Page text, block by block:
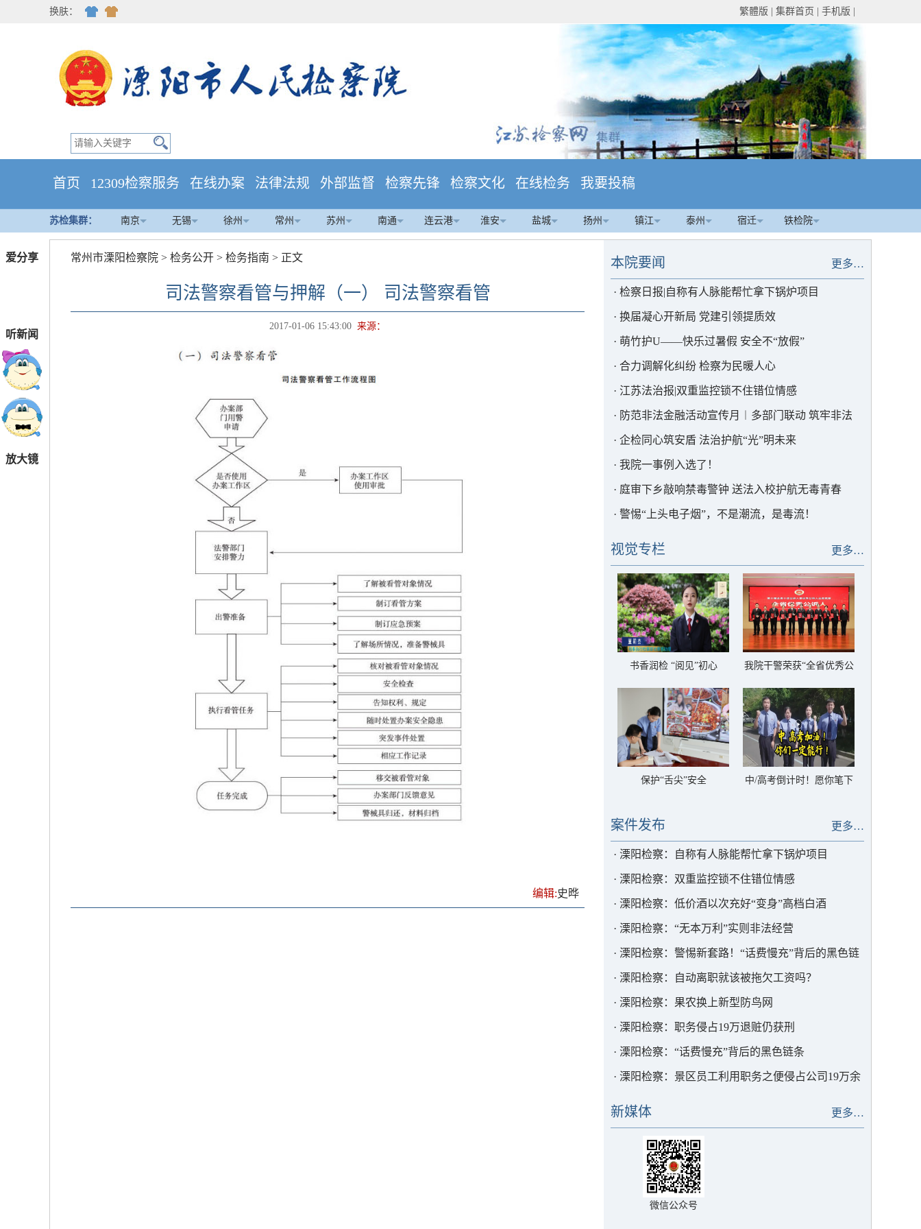
爱分享
听新闻
放大镜
换肤： 繁體版 集群首页 手机版
首页 12309检察服务 在线办案 法律法规 外部监督 检察先锋 检察文化 在线检务 我要投稿
苏检集群： 南京 无锡 徐州 常州 苏州 南通 连云港 淮安 盐城 扬州 镇江 泰州 宿迁 铁检院
常州市溧阳检察院 > 检务公开 > 检务指南 > 正文
司法警察看管与押解（一） 司法警察看管
2017-01-06 15:43:00 来源：
编辑:史晔
更多…
本院要闻
· 检察日报|自称有人脉能帮忙拿下锅炉项目
· 换届凝心开新局 党建引领提质效
· 萌竹护U——快乐过暑假 安全不“放假”
· 合力调解化纠纷 检察为民暖人心
· 江苏法治报|双重监控锁不住错位情感
· 防范非法金融活动宣传月︱多部门联动 筑牢非法
集资“防护墙”
· 企检同心筑安盾 法治护航“光”明未来
· 我院一事例入选了！
· 庭审下乡敲响禁毒警钟 送法入校护航无毒青春
· 警惕“上头电子烟”，不是潮流，是毒流！
更多…
视觉专栏
书香润检 “阅见”初心
我院干警荣获“全省优秀公
保护“舌尖”安全
中/高考倒计时！愿你笔下
更多…
案件发布
· 溧阳检察：自称有人脉能帮忙拿下锅炉项目
· 溧阳检察：双重监控锁不住错位情感
· 溧阳检察：低价酒以次充好“变身”高档白酒
· 溧阳检察：“无本万利”实则非法经营
· 溧阳检察：警惕新套路！“话费慢充”背后的黑色链
条
· 溧阳检察：自动离职就该被拖欠工资吗？
· 溧阳检察：果农换上新型防鸟网
· 溧阳检察：职务侵占19万退赃仍获刑
· 溧阳检察：“话费慢充”背后的黑色链条
· 溧阳检察：景区员工利用职务之便侵占公司19万余
更多…
新媒体
微信公众号